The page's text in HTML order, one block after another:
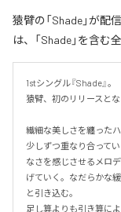
猿臂の「Shade」が
は、「Shade」を含む
1stシングル『Shade』。
猿臂、初のリリースと
繊細な美しさを纏った
少しずつ重なり合って
なさを感じさせるメロ
げていく。なだらかな
と引き込む。
足し算よりも引き算に